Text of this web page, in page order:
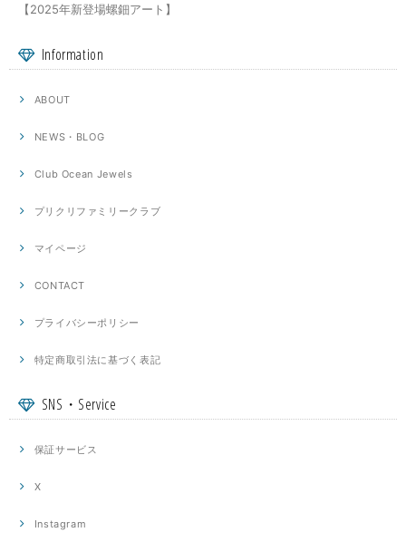
【2025年新登場螺鈿アート】
Information
ABOUT
NEWS・BLOG
Club Ocean Jewels
プリクリファミリークラブ
マイページ
CONTACT
プライバシーポリシー
特定商取引法に基づく表記
SNS・Service
保証サービス
X
Instagram